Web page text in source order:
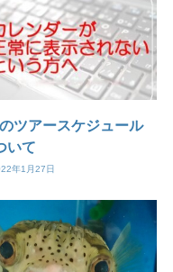
ツアースケジュール
いて
年1月27日